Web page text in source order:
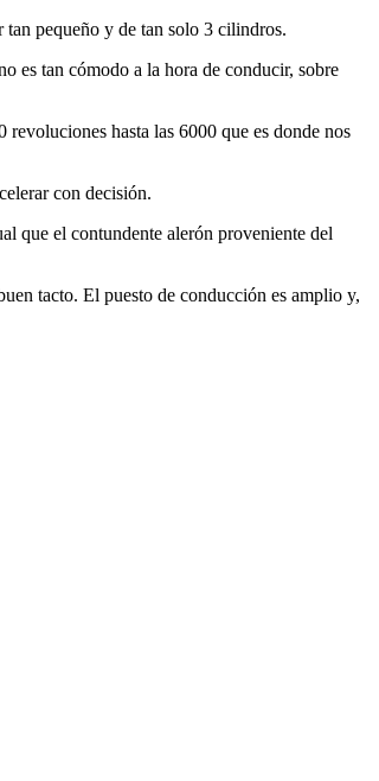
pequeño y de tan solo 3 cilindros.
es tan cómodo a la hora de conducir, sobre
hasta las 6000 que es donde nos
con decisión.
que el contundente alerón proveniente del
tacto. El puesto de conducción es amplio y,